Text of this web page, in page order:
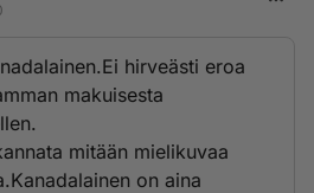
hirveästi eroa
makuisesta
mitään mielikuvaa
on aina